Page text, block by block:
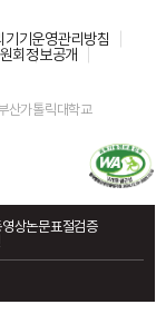
기기운영관리방침
회정보공개
산가톨릭대학교
상논문표절검증